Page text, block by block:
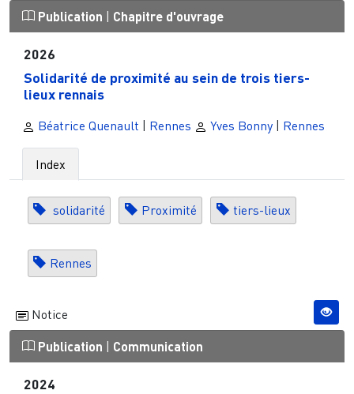
Publication | Chapitre d'ouvrage
2026
Solidarité de proximité au sein de trois tiers-
lieux rennais
Béatrice Quenault | Rennes Yves Bonny | Rennes
Index
solidarité Proximité tiers-lieux
Rennes
Notice
Publication | Communication
2024